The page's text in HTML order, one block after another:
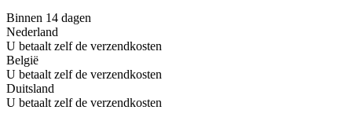
Binnen 14 dagen
Nederland
U betaalt zelf de verzendkosten
België
U betaalt zelf de verzendkosten
Duitsland
U betaalt zelf de verzendkosten